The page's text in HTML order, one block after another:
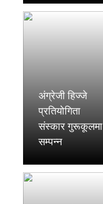
अंग्रेजी हिज्जे
प्रतियोगिता
संस्कार गुरूकूलमा
सम्पन्न